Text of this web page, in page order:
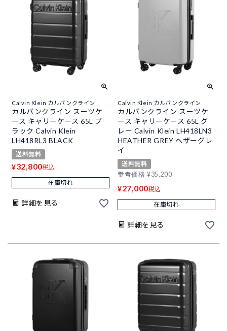
Calvin Klein カルバンクライン
カルバンクライン スーツケ
ース キャリーケース 65L ブ
ラック Calvin Klein
LH418RL3 BLACK
送料無料
¥32,800税込
在庫切れ
詳細を見る
Calvin Klein カルバンクライン
カルバンクライン スーツケ
ース キャリーケース 65L グ
レー Calvin Klein LH418LN3
HEATHER GREY ヘザーグレ
イ
送料無料
参考価格 ¥35,200
¥27,000税込
在庫切れ
詳細を見る